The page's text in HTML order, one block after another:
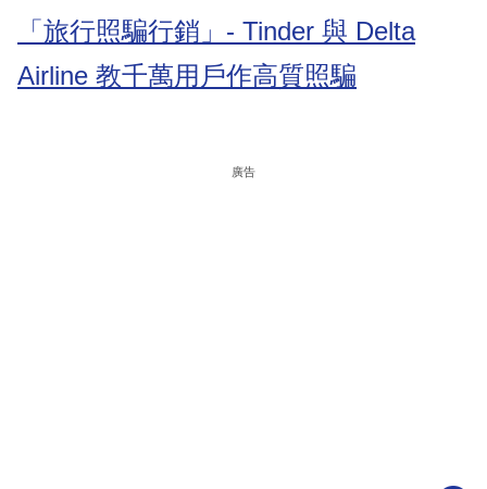
「旅行照騙行銷」- Tinder 與 Delta
Airline 教千萬用戶作高質照騙
廣告